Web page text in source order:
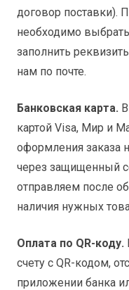
договор поставки).
необходимо
заполнить
нам по почте.
Банковская карта.
картой Visa, Мир и
оформления заказа
через защищенный
отправляем после
наличия нужных
Оплата по QR-коду.
счету с QR-кодом,
приложении банка